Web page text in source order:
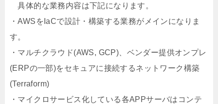
具体的な業務内容は下記になります。
・AWSをIaCで設計・構築する業務がメインになりま
す。
・マルチクラウド(AWS, GCP)、ベンダー提供オンプレ
(ERPの一部)をセキュアに接続するネットワーク構築
(Terraform)
・マイクロサービス化している各APPサーバはコンテ